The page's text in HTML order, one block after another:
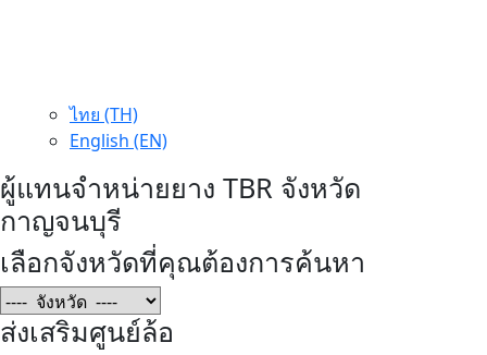
ไทย (TH)
English (EN)
ผู้แทนจำหน่ายยาง TBR จังหวัด
กาญจนบุรี
เลือกจังหวัดที่คุณต้องการค้นหา
ส่งเสริมศูนย์ล้อ